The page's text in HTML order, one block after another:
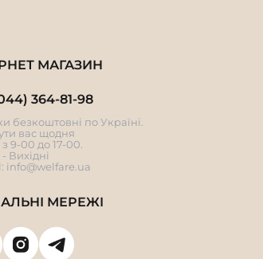
МАГАЗИН
364-81-98
безкоштовні по Україні.
вас щодня
9-00 до 17-00.
Вихідні
info@welfare.ua
МЕРЕЖІ